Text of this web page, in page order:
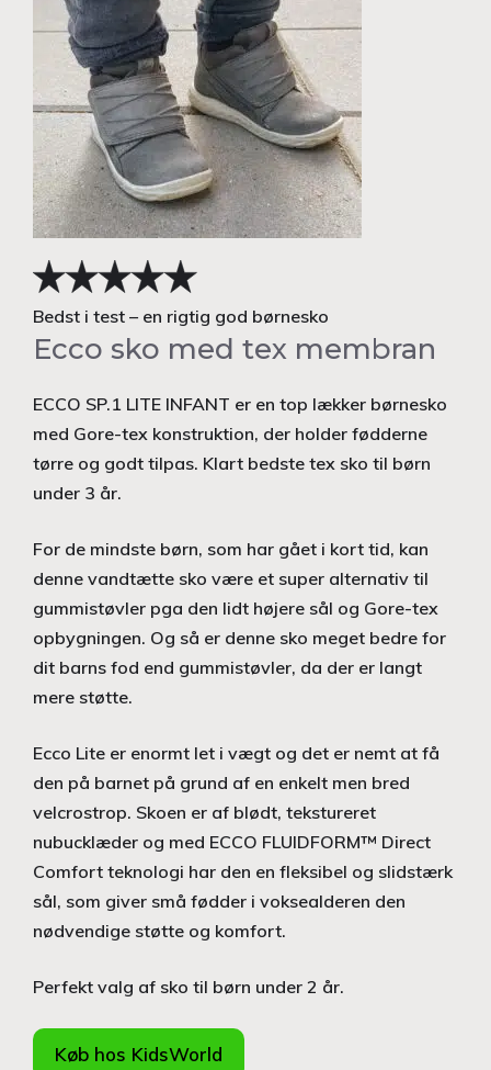
Bedst i test – en rigtig god børnesko
Ecco sko med tex membran
ECCO SP.1 LITE INFANT er en top lækker børnesko
med Gore-tex konstruktion, der holder fødderne
tørre og godt tilpas. Klart bedste tex sko til børn
under 3 år.
For de mindste børn, som har gået i kort tid, kan
denne vandtætte sko være et super alternativ til
gummistøvler pga den lidt højere sål og Gore-tex
opbygningen. Og så er denne sko meget bedre for
dit barns fod end gummistøvler, da der er langt
mere støtte.
Ecco Lite er enormt let i vægt og det er nemt at få
den på barnet på grund af en enkelt men bred
velcrostrop. Skoen er af blødt, tekstureret
nubucklæder og med ECCO FLUIDFORM™ Direct
Comfort teknologi har den en fleksibel og slidstærk
sål, som giver små fødder i voksealderen den
nødvendige støtte og komfort.
Perfekt valg af sko til børn under 2 år.
Køb hos KidsWorld